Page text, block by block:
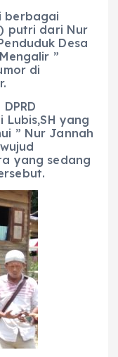
berbagai
putri dari Nur
Desa
”
di
Lubis,SH yang
” Nur Jannah
yang sedang